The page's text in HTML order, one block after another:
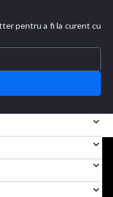
pentru a fi la curent cu
personalizat,
similare. Apasand
de informatii